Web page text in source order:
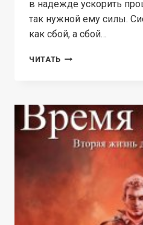
в надежде ускорить
так нужной ему силы.
как сбой, а сбой…
ЧИТАТЬ Я